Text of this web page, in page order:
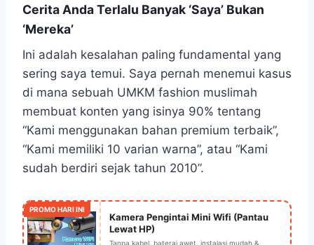
Cerita Anda Terlalu Banyak ‘Saya’ Bukan
‘Mereka’
Ini adalah kesalahan paling fundamental yang
sering saya temui. Saya pernah menemui kasus
di mana sebuah UMKM fashion muslimah
membuat konten yang isinya 90% tentang
“Kami menggunakan bahan premium terbaik”,
“Kami memiliki 10 varian warna”, atau “Kami
sudah berdiri sejak tahun 2010”.
PROMO HARI INI
Kamera Pengintai Mini Wifi (Pantau
Lewat HP)
Tanpa kabel, baterai awet, instalasi mudah &